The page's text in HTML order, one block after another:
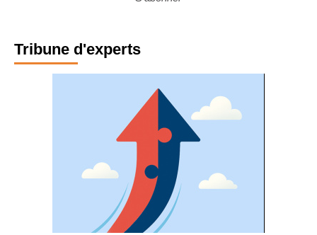
Tribune d'experts